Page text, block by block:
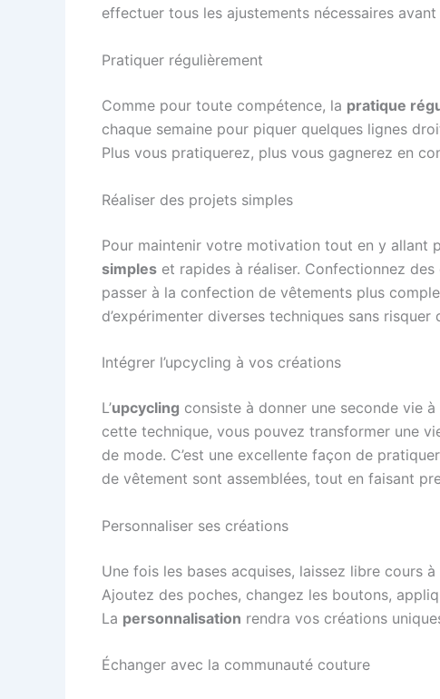
effectuer tous les ajustements nécessaires
Pratiquer régulièrement
Comme pour toute compétence, la pratique
chaque semaine pour piquer quelques lignes
Plus vous pratiquerez, plus vous gagnerez en
Réaliser des projets simples
Pour maintenir votre motivation tout en y allant
simples et rapides à réaliser. Confectionnez
passer à la confection de vêtements plus
d’expérimenter diverses techniques sans risquer
Intégrer l’upcycling à vos créations
L’upcycling consiste à donner une seconde vie
cette technique, vous pouvez transformer une
de mode. C’est une excellente façon de
de vêtement sont assemblées, tout en faisant
Personnaliser ses créations
Une fois les bases acquises, laissez libre cours
Ajoutez des poches, changez les boutons,
La personnalisation rendra vos créations
Échanger avec la communauté couture